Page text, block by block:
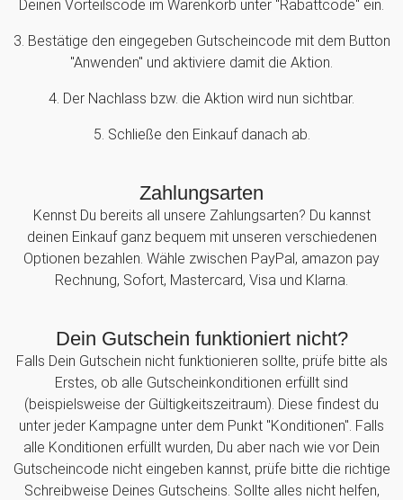
Deinen Vorteilscode im Warenkorb unter "Rabattcode" ein.
3. Bestätige den eingegeben Gutscheincode mit dem Button
"Anwenden" und aktiviere damit die Aktion.
4. Der Nachlass bzw. die Aktion wird nun sichtbar.
5. Schließe den Einkauf danach ab.
Zahlungsarten
Kennst Du bereits all unsere Zahlungsarten? Du kannst
deinen Einkauf ganz bequem mit unseren verschiedenen
Optionen bezahlen. Wähle zwischen PayPal, amazon pay
Rechnung, Sofort, Mastercard, Visa und Klarna.
Dein Gutschein funktioniert nicht?
Falls Dein Gutschein nicht funktionieren sollte, prüfe bitte als
Erstes, ob alle Gutscheinkonditionen erfüllt sind
(beispielsweise der Gültigkeitszeitraum). Diese findest du
unter jeder Kampagne unter dem Punkt "Konditionen". Falls
alle Konditionen erfüllt wurden, Du aber nach wie vor Dein
Gutscheincode nicht eingeben kannst, prüfe bitte die richtige
Schreibweise Deines Gutscheins. Sollte alles nicht helfen,